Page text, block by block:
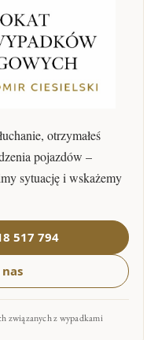
otrzymałeś
pojazdów –
sytuację i wskażemy
517 794
związanych z wypadkami